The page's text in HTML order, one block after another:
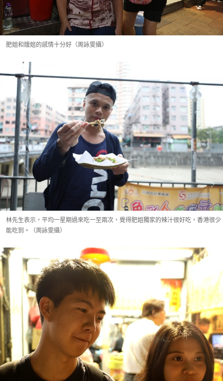
肥姐和娥姐的感情十分好（周詠雯攝）
林先生表示，平均一星期過來吃一至兩次，覺得肥姐獨家的辣汁很好吃，香港很少
能吃到。（周詠雯攝）